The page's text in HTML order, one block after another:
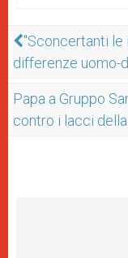
"Sconcertanti le
differenze uomo-
Papa a Gruppo
contro i lacci